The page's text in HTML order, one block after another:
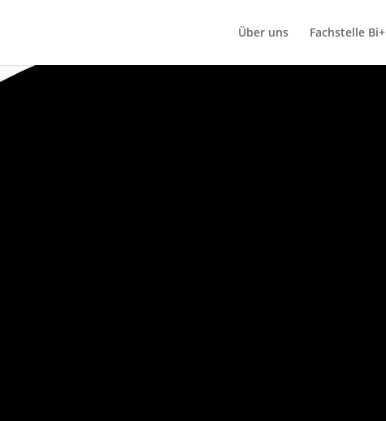
Über uns Fachstelle Bi+